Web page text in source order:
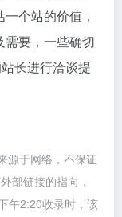
个站的价值，
要，一些确切
长进行洽谈提
源于网络，不保证
部链接的指向，
午2:20收录时，该